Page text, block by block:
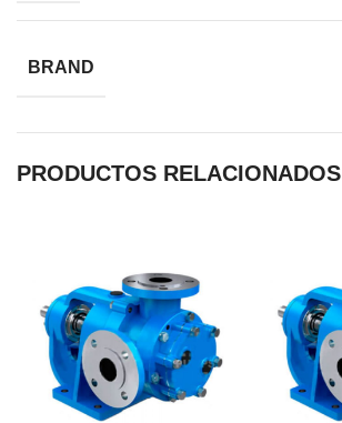
BRAND
PRODUCTOS RELACIONADOS